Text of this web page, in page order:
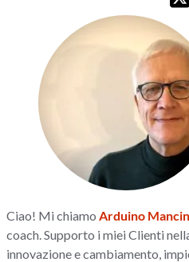
Ciao! Mi chiamo Arduino
coach. Supporto i miei Clienti
innovazione e cambiamento,